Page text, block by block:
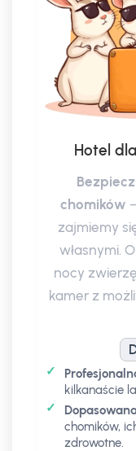
Odtwórz
Jak
Odtwórz
Odtwórz
Odtwórz
Odtwórz
Hotel
chomików
zajmiemy
własnymi.
nocy
kamer z
✓
kilkanaście
✓
chomików,
zdrowotne.